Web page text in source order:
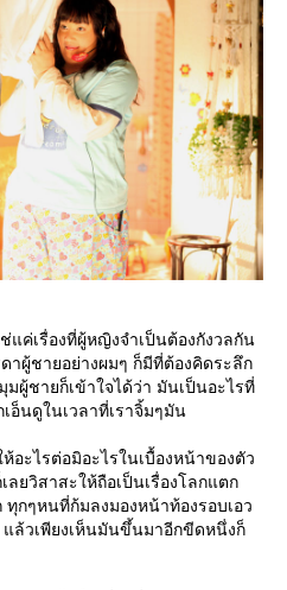
ค่เรื่องที่ผู้หญิงจำเป็นต้องกังวลกัน
ดาผู้ชายอย่างผมๆ ก็มีที่ต้องคิดระลึก
ผู้ชายก็เข้าใจได้ว่า มันเป็นอะไรที่
อ็นดูในเวลาที่เราจิ้มๆมัน
ะไรต่อมิอะไรในเบื้องหน้าของตัว
ลยวิสาสะให้ถือเป็นเรื่องโลกแตก
กๆหนที่ก้มลงมองหน้าท้องรอบเอว
ล้วเพียงเห็นมันขึ้นมาอีกขีดหนึ่งก็